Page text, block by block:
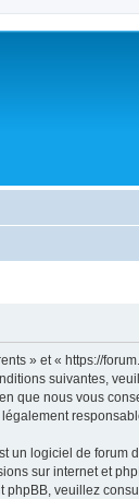
» et « https://
suivantes,
que nous vous
un logiciel de forum
sur internet et
phpBB, veuillez